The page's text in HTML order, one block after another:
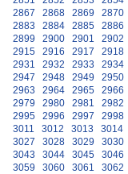
2867
2868 2869 2870
2883
2884 2885 2886
2899
2900 2901 2902
2915
2916 2917 2918
2931
2932 2933 2934
2947
2948 2949 2950
2963
2964 2965 2966
2979
2980 2981 2982
2995
2996 2997 2998
3011
3012 3013 3014
3027
3028 3029 3030
3043
3044 3045 3046
3059
3060 3061 3062